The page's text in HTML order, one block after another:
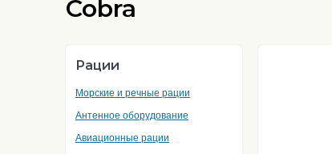
Cobra
Рации
Морские и речные рации
Антенное оборудование
Авиационные рации